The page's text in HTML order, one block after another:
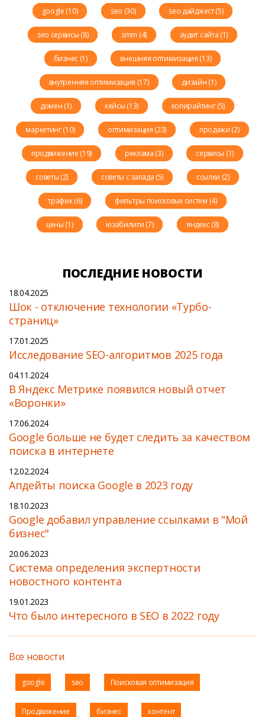
google (10) seo (30) seo дайджест (5)
seo сервисы (8) smm (4) аудит сайта (1)
бизнес (1) внешняя оптимизация (13)
внутренняя оптимизация (17) дизайн (1)
домен (1) кейсы (13) копирайтинг (5)
маркетинг (10) оптимизация (23) продажи (2)
продвижение (19) реклама (3) сервисы (1)
советы (2) советы с запада (5) ссылки (2)
трафик (6) фильтры поисковых систем (4)
цены (1) юзабилити (7) яндекс (8)
ПОСЛЕДНИЕ НОВОСТИ
18.04.2025
Шок - отключение технологии «Турбо-
страниц»
17.01.2025
Исследование SEO-алгоритмов 2025 года
04.11.2024
В Яндекс Метрике появился новый отчет
«Воронки»
17.06.2024
Google больше не будет следить за качеством
поиска в интернете
12.02.2024
Апдейты поиска Google в 2023 году
18.10.2023
Google добавил управление ссылками в "Мой
бизнес"
20.06.2023
Cистема определения экспертности
новостного контента
19.01.2023
Что было интересного в SEO в 2022 году
Все новости
google seo Поисковая оптимизация
Продвижение бизнес контент